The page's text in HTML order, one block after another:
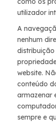
utilizador
A
nenhum
website.
conteúdo
armazenar
sempre e